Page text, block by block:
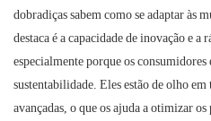
dobradiças sabem como se adaptar às
destaca é a capacidade de inovação e a
especialmente porque os
sustentabilidade. Eles estão de olho
avançadas, o que os ajuda a otimizar